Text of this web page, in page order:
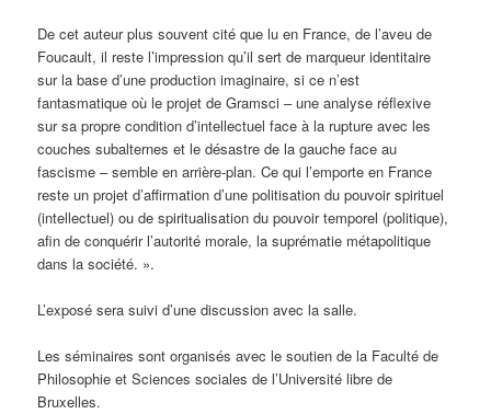
De cet auteur plus souvent cité que lu en France, de l’aveu de
Foucault, il reste l’impression qu’il sert de marqueur identitaire
sur la base d’une production imaginaire, si ce n’est
fantasmatique où le projet de Gramsci – une analyse réflexive
sur sa propre condition d’intellectuel face à la rupture avec les
couches subalternes et le désastre de la gauche face au
fascisme – semble en arrière-plan. Ce qui l’emporte en France
reste un projet d’affirmation d’une politisation du pouvoir spirituel
(intellectuel) ou de spiritualisation du pouvoir temporel (politique),
afin de conquérir l’autorité morale, la suprématie métapolitique
dans la société. ».
L’exposé sera suivi d’une discussion avec la salle.
Les séminaires sont organisés avec le soutien de la Faculté de
Philosophie et Sciences sociales de l’Université libre de
Bruxelles.